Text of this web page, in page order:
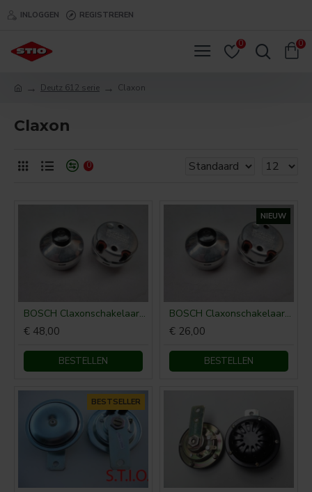
INLOGGEN REGISTREREN
0 0
Deutz 612 serie Claxon
Claxon
0
BOSCH Claxonschakelaar opbouw ⌀ 35 mm 0343013001
€ 48,00
BESTELLEN
NIEUW
BOSCH Claxonschakelaar opbouw ⌀26 mm 0343007001
€ 26,00
BESTELLEN
BESTSELLER